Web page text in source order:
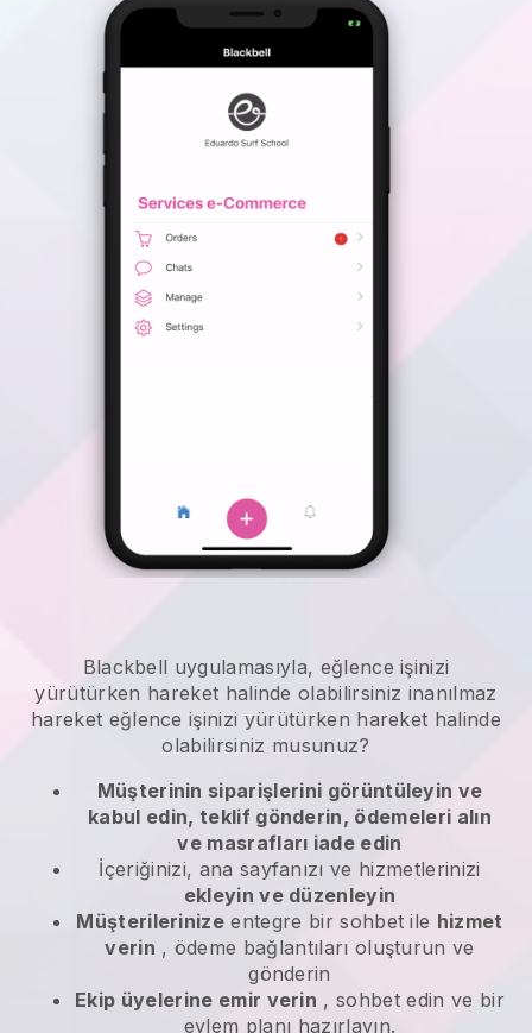
Blackbell uygulamasıyla, eğlence işinizi
yürütürken hareket halinde olabilirsiniz inanılmaz
hareket eğlence işinizi yürütürken hareket halinde
olabilirsiniz musunuz?
Müşterinin siparişlerini görüntüleyin ve
kabul edin, teklif gönderin, ödemeleri alın
ve masrafları iade edin
İçeriğinizi, ana sayfanızı ve hizmetlerinizi
ekleyin ve düzenleyin
Müşterilerinize entegre bir sohbet ile hizmet
verin , ödeme bağlantıları oluşturun ve
gönderin
Ekip üyelerine emir verin , sohbet edin ve bir
eylem planı hazırlayın.